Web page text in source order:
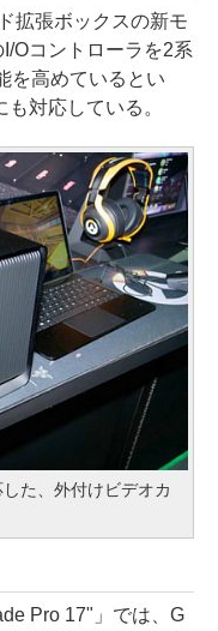
拡張ボックスの新モ
Oコントローラを2系
を高めているとい
対応している。
た、外付けビデオカ
Pro 17"」では、G